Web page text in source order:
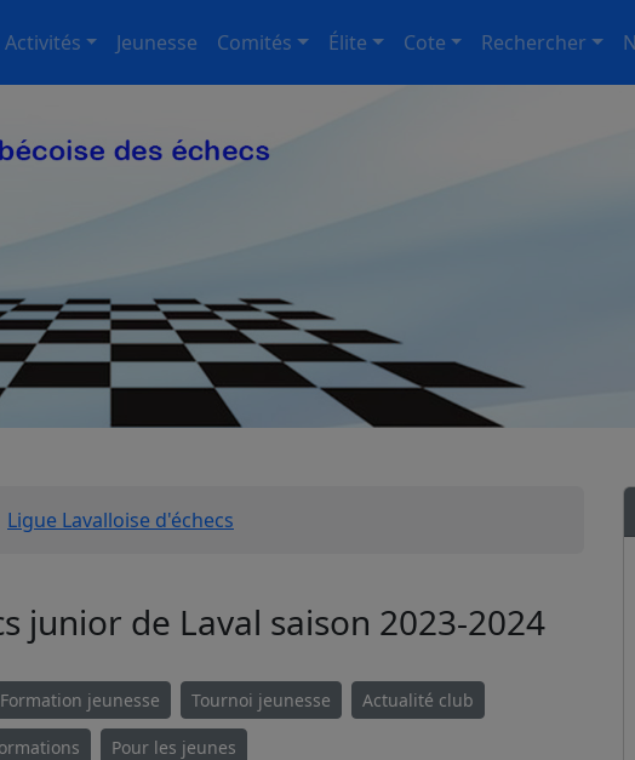
Activités Jeunesse Comités Élite Cote Rechercher
Ligue Lavalloise d'échecs
junior de Laval saison 2023-2024
Formation jeunesse Tournoi jeunesse Actualité club
Pour les jeunes